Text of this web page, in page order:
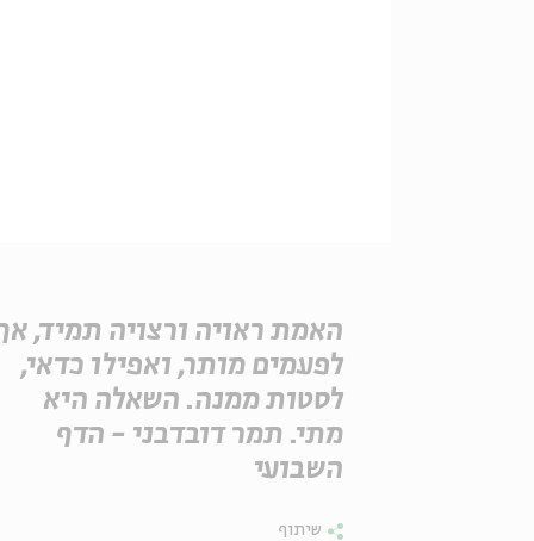
האמת ראויה ורצויה תמיד,
לפעמים מותר, ואפילו כדאי,
לסטות ממנה. השאלה היא
מתי. תמר דובדבני - הדף
השבועי
שיתוף